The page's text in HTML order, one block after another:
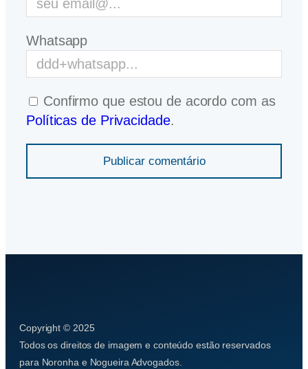
Whatsapp
Confirmo que estou de acordo com as
Políticas de Privacidade.
Publicar comentário
Copyright © 2025
Todos os direitos de imagem e conteúdo estão reservados
para Noronha e Nogueira Advogados.